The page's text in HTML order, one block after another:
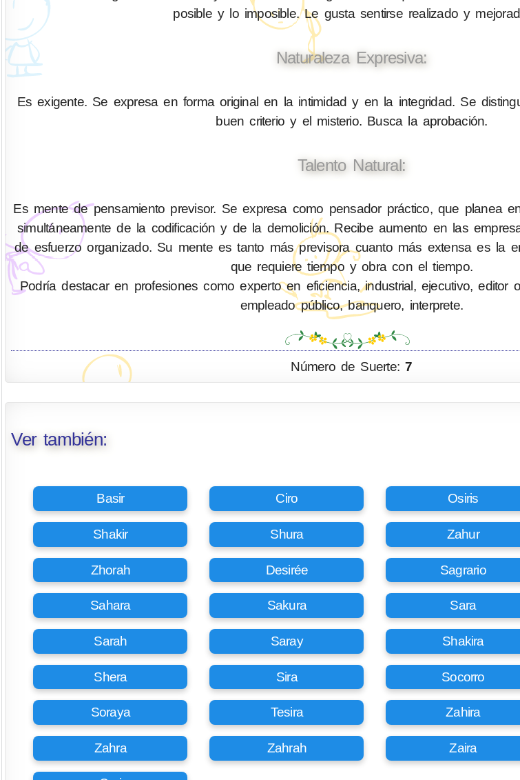
posible y lo imposible. Le gusta sentirse realizado y
Naturaleza Expresiva:
Es exigente. Se expresa en forma original en la intimidad y en la integridad. Se
buen criterio y el misterio. Busca la aprobación.
Talento Natural:
Es mente de pensamiento previsor. Se expresa como pensador práctico, que planea
simultáneamente de la codificación y de la demolición. Recibe aumento en las
de esfuerzo organizado. Su mente es tanto más previsora cuanto más extensa es la
que requiere tiempo y obra con el tiempo.
Podría destacar en profesiones como experto en eficiencia, industrial, ejecutivo, editor
empleado público, banquero, interprete.
Número de Suerte:7
Ver también:
Basir Ciro Osiris
Shakir Shura Zahur
Zhorah Desirée Sagrario
Sahara Sakura Sara
Sarah Saray Shakira
Shera Sira Socorro
Soraya Tesira Zahira
Zahra Zahrah Zaira